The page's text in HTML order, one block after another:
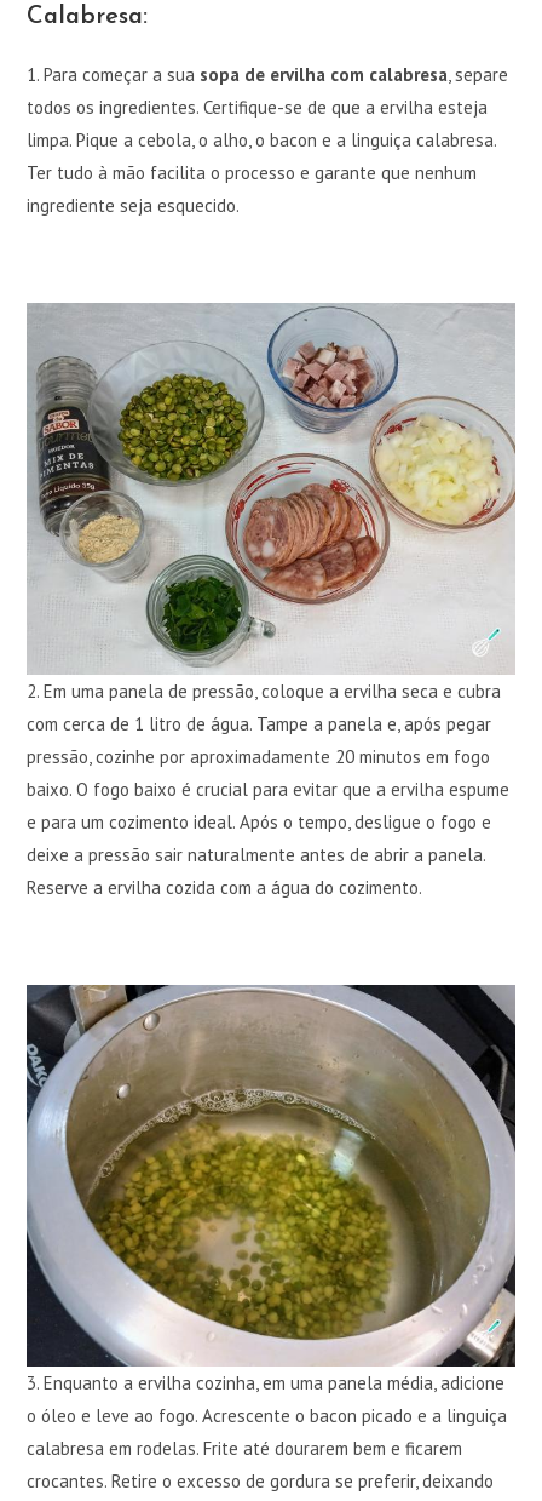
Calabresa:
1. Para começar a sua sopa de ervilha com calabresa, separe
todos os ingredientes. Certifique-se de que a ervilha esteja
limpa. Pique a cebola, o alho, o bacon e a linguiça calabresa.
Ter tudo à mão facilita o processo e garante que nenhum
ingrediente seja esquecido.
2. Em uma panela de pressão, coloque a ervilha seca e cubra
com cerca de 1 litro de água. Tampe a panela e, após pegar
pressão, cozinhe por aproximadamente 20 minutos em fogo
baixo. O fogo baixo é crucial para evitar que a ervilha espume
e para um cozimento ideal. Após o tempo, desligue o fogo e
deixe a pressão sair naturalmente antes de abrir a panela.
Reserve a ervilha cozida com a água do cozimento.
3. Enquanto a ervilha cozinha, em uma panela média, adicione
o óleo e leve ao fogo. Acrescente o bacon picado e a linguiça
calabresa em rodelas. Frite até dourarem bem e ficarem
crocantes. Retire o excesso de gordura se preferir, deixando